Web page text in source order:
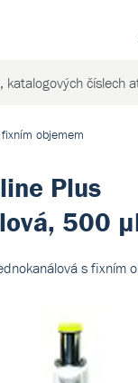
objemem
Plus
500
s fixním